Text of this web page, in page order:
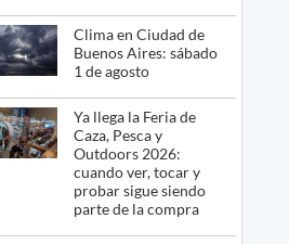
Clima en Ciudad de
Buenos Aires: sábado
1 de agosto
Ya llega la Feria de
Caza, Pesca y
Outdoors 2026:
cuando ver, tocar y
probar sigue siendo
parte de la compra